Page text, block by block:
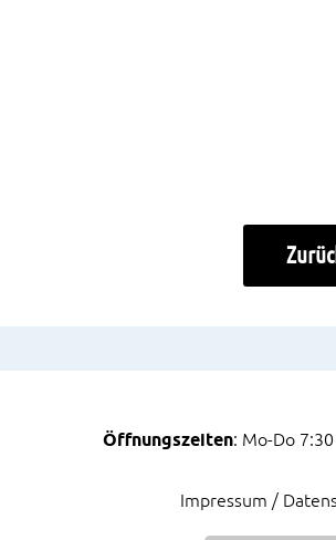
Öffnungszeiten: Mo-Do
Impressum /